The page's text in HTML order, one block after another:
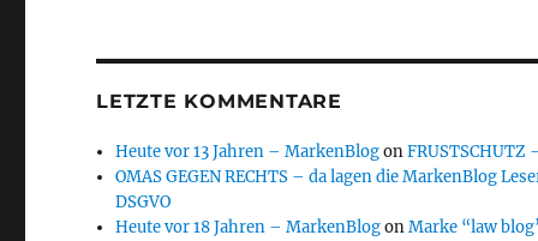
LETZTE KOMMENTARE
Heute vor 13 Jahren – MarkenBlogon
OMAS GEGEN RECHTS – da lagen die MarkenBlog
DSGVO
Heute vor 18 Jahren – MarkenBlogonMarke “law